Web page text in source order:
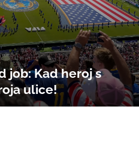
job: Kad heroj s
ulice!